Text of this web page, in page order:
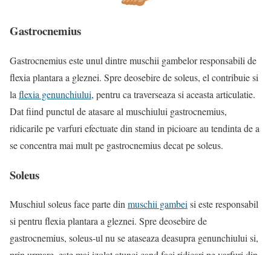
Gastrocnemius
Gastrocnemius este unul dintre muschii gambelor responsabili de
flexia plantara a gleznei. Spre deosebire de soleus, el contribuie si
la flexia genunchiului, pentru ca traverseaza si aceasta articulatie.
Dat fiind punctul de atasare al muschiului gastrocnemius,
ridicarile pe varfuri efectuate din stand in picioare au tendinta de a
se concentra mai mult pe gastrocnemius decat pe soleus.
Soleus
Muschiul soleus face parte dinmuschii gambeisi este responsabil
si pentru flexia plantara a gleznei. Spre deosebire de
gastrocnemius, soleus-ul nu se ataseaza deasupra genunchiului si,